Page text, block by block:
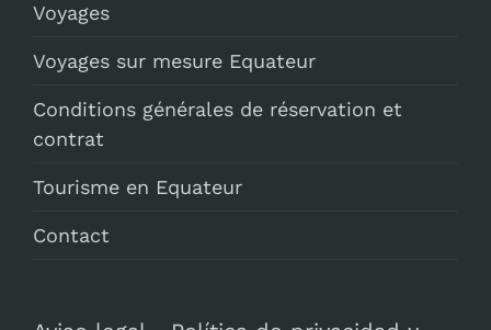
Voyages
Voyages sur mesure Equateur
Conditions générales de réservation et
contrat
Tourisme en Equateur
Contact